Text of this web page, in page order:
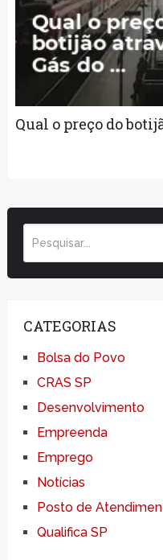
Qual o preço do
CATEGORIAS
Bolsa do Povo
CRAS SP
Desenvolvimento
Empreenda
Emprego
Notícias
Posto de
Qualifica SP